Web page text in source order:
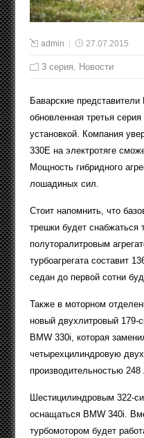
admin 27.07.2015
3 серия, Новости
Баварские
обновленная третья
установкой. Компания
330E на электротяге
Мощность гибридного
лошадиных сил.
Стоит напомнить, что
трешки будет снабжаться
полуторалитровым
турбоагрегата составит
седан до первой сотни
Также в моторном
новый двухлитровый
BMW 330i, которая
четырехцилиндровую
производительностью
Шестицилиндровым 322-
оснащаться BMW 340i.
турбомотором будет